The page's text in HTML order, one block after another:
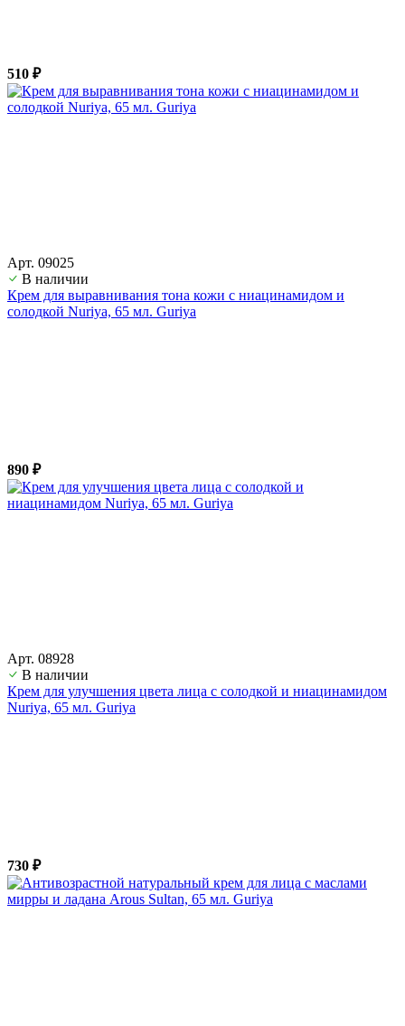
510 ₽
Арт. 09025
В наличии
Крем для выравнивания тона кожи с ниацинамидом и
солодкой Nuriya, 65 мл. Guriya
890 ₽
Арт. 08928
В наличии
Крем для улучшения цвета лица с солодкой и ниацинамидом
Nuriya, 65 мл. Guriya
730 ₽